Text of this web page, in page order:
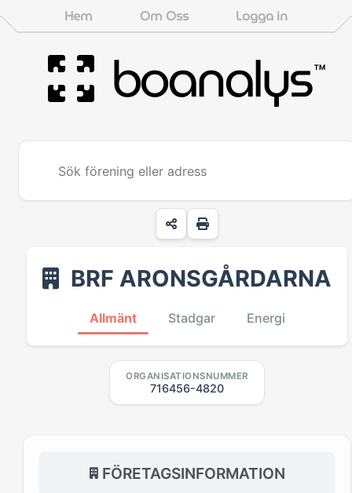
Hem Om Oss Logga in
boanalys™
BRF ARONSGÅRDARNA
Allmänt Stadgar Energi
ORGANISATIONSNUMMER
716456-4820
FÖRETAGSINFORMATION